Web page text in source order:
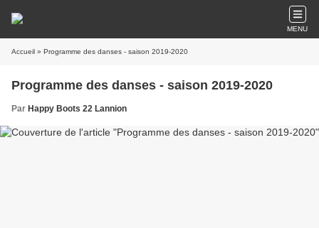
MENU
Accueil » Programme des danses - saison 2019-2020
Programme des danses - saison 2019-2020
Par Happy Boots 22 Lannion